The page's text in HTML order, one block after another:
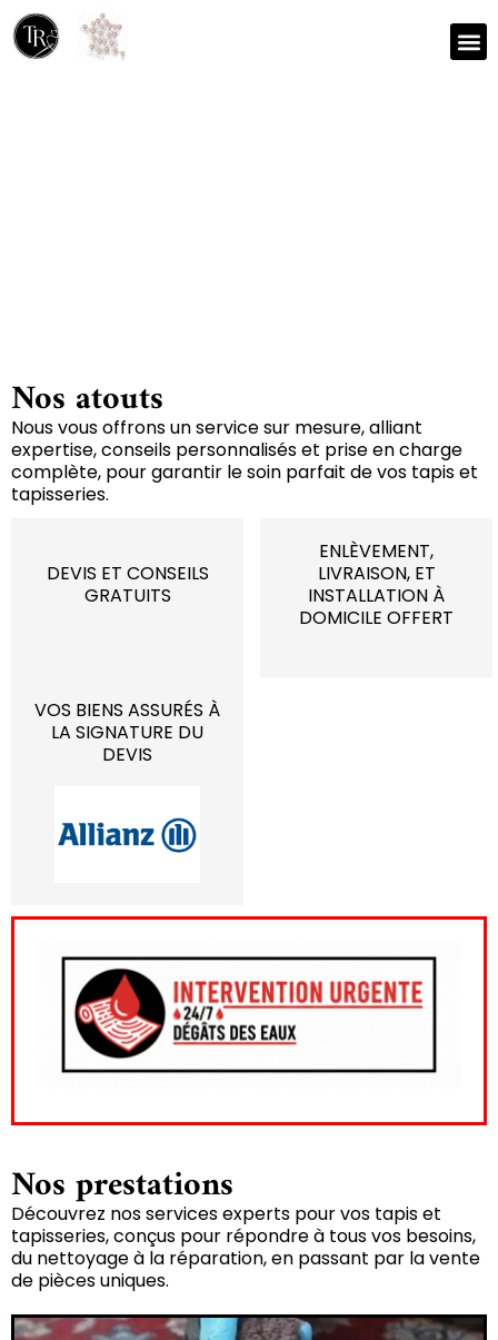
Nos atouts
Nous vous offrons un service sur mesure, alliant
expertise, conseils personnalisés et prise en charge
complète, pour garantir le soin parfait de vos tapis et
tapisseries.
DEVIS ET CONSEILS
GRATUITS
ENLÈVEMENT,
LIVRAISON, ET
INSTALLATION À
DOMICILE OFFERT
VOS BIENS ASSURÉS À
LA SIGNATURE DU
DEVIS
Nos prestations
Découvrez nos services experts pour vos tapis et
tapisseries, conçus pour répondre à tous vos besoins,
du nettoyage à la réparation, en passant par la vente
de pièces uniques.